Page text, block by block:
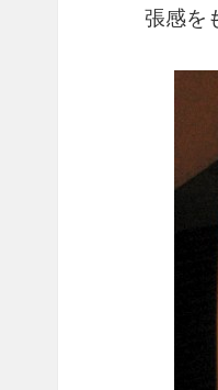
張感を